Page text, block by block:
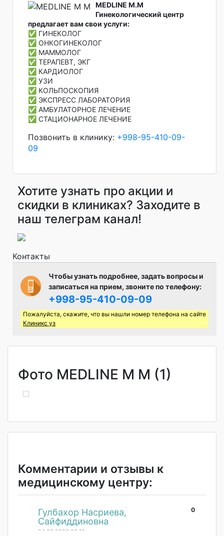
MEDLINE M.M
Гинекологический центр
предлагает вам свои услуги:
✅ ГИНЕКОЛОГ
✅ ОНКОГИНЕКОЛОГ
✅ МАММОЛОГ
✅ ТЕРАПЕВТ, ЭКГ
✅ КАРДИОЛОГ
✅ УЗИ
✅ КОЛЬПОСКОПИЯ
✅ ЭКСПРЕСС ЛАБОРАТОРИЯ
✅ АМБУЛАТОРНОЕ ЛЕЧЕНИЕ
✅ СТАЦИОНАРНОЕ ЛЕЧЕНИЕ
Позвонить в клинику: +998-95-410-09-
09
Хотите узнать про акции и
скидки в клиниках? Заходите в
наш телеграм канал!
Контакты
Чтобы узнать подробнее, задать вопросы и
записаться на прием, звоните по телефону:
+998-95-410-09-09
Пожалуйста, скажите, что вы нашли номер телефона на сайте
Клиникс уз
Фото MEDLINE M M (1)
Комментарии и отзывы к
медицинскому центру:
0
Гулбахор Насриева,
Сайфиддиновна
04.03.2026 06:10